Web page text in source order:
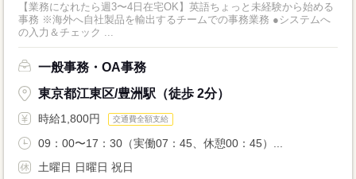
【業務になれたら週3〜4日在宅OK】英語ちょっと未経験から始める
事務 ※海外へ自社製品を輸出するチームでの事務業務 ●システムへ
の入力＆チェック ...
一般事務・OA事務
東京都江東区/豊洲駅（徒歩 2分）
時給1,800円 交通費全額支給
09：00〜17：30（実働07：45、休憩00：45）...
土曜日 日曜日 祝日